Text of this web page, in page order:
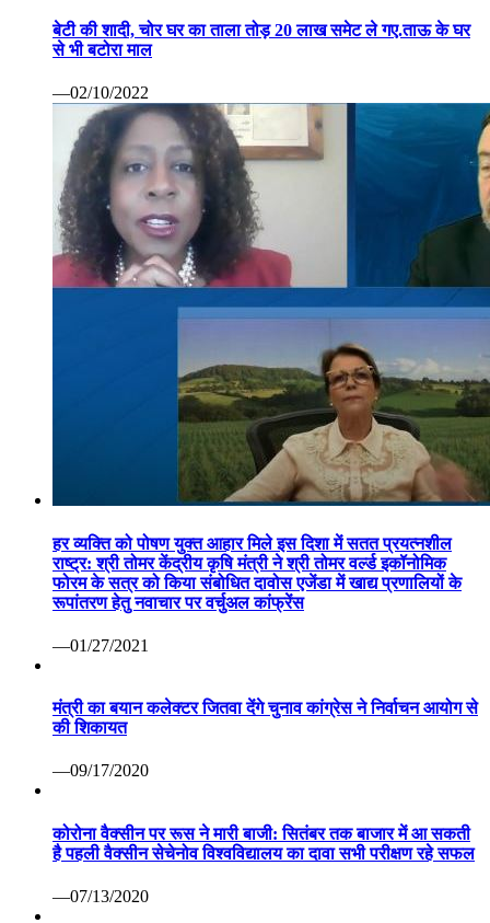
बेटी की शादी, चोर घर का ताला तोड़ 20 लाख समेट ले गए.ताऊ के घर
से भी बटोरा माल
—02/10/2022
हर व्यक्ति को पोषण युक्त आहार मिले इस दिशा में सतत प्रयत्नशील
राष्ट्र: श्री तोमर केंद्रीय कृषि मंत्री ने श्री तोमर वर्ल्ड इकॉनोमिक
फोरम के सत्र को किया संबोधित दावोस एजेंडा में खाद्य प्रणालियों के
रूपांतरण हेतु नवाचार पर वर्चुअल कांफ्रेंस
—01/27/2021
मंत्री का बयान कलेक्टर जितवा देंगे चुनाव कांग्रेस ने निर्वाचन आयोग से
की शिकायत
—09/17/2020
कोरोना वैक्सीन पर रूस ने मारी बाजी: सितंबर तक बाजार में आ सकती
है पहली वैक्सीन सेचेनोव विश्वविद्यालय का दावा सभी परीक्षण रहे सफल
—07/13/2020